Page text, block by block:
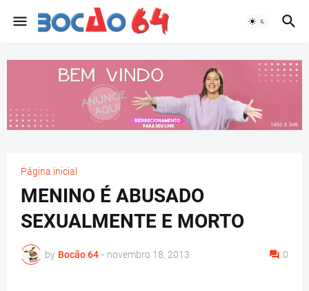
Página inicial
MENINO É ABUSADO
SEXUALMENTE E MORTO
by Bocão 64 - novembro 18, 2013 0